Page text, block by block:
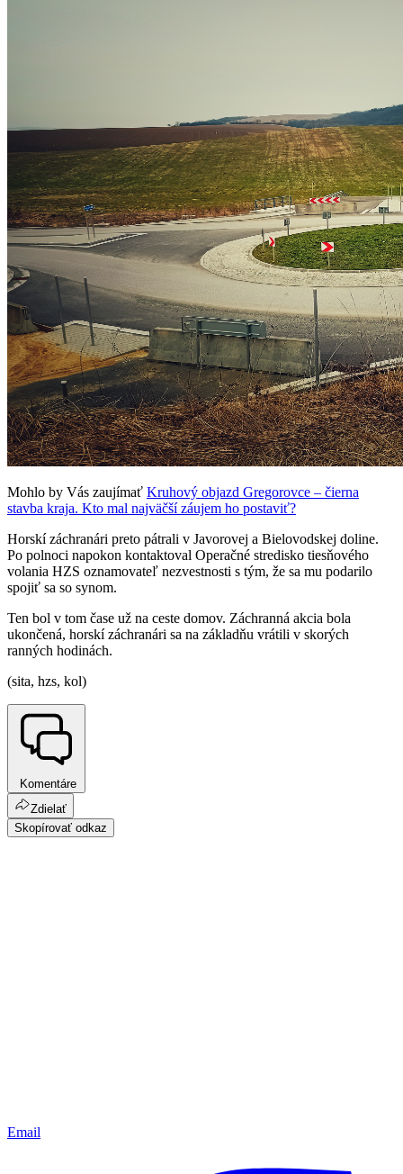
Mohlo by Vás zaujímať Kruhový objazd Gregorovce – čierna
stavba kraja. Kto mal najväčší záujem ho postaviť?
Horskí záchranári preto pátrali v Javorovej a Bielovodskej doline.
Po polnoci napokon kontaktoval Operačné stredisko tiesňového
volania HZS oznamovateľ nezvestnosti s tým, že sa mu podarilo
spojiť sa so synom.
Ten bol v tom čase už na ceste domov. Záchranná akcia bola
ukončená, horskí záchranári sa na základňu vrátili v skorých
ranných hodinách.
(sita, hzs, kol)
Komentáre
Zdielať
Skopírovať odkaz
Email